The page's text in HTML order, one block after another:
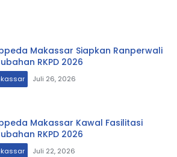
Makassar Siapkan Ranperwali
RKPD 2026
Juli 26, 2026
Makassar Kawal Fasilitasi
RKPD 2026
Juli 22, 2026